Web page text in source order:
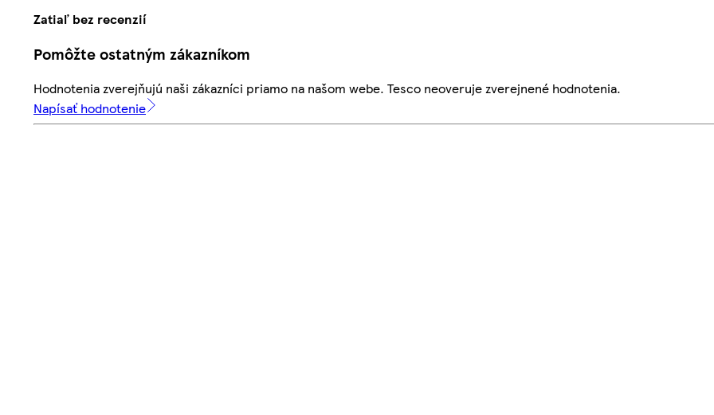
Zatiaľ bez recenzií
Pomôžte ostatným zákazníkom
Hodnotenia zverejňujú naši zákazníci priamo na našom webe. Tesco neoveruje zverejnené hodnotenia.
Napísať hodnotenie